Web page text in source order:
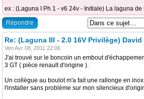
ex : (Laguna I Ph 1 - v6 24v - Initiale) La laguna de
Répondre
Re: (Laguna III - 2.0 16V Privilège) David
Ven Avr 08, 2011 22:06
J'ai trouvé sur le boncoin un embout
3 GT ( pièce renault d'origine ).
Un collègue au boulot m'a fait une rallonge en
l'installer sans problème sur mon silencieux